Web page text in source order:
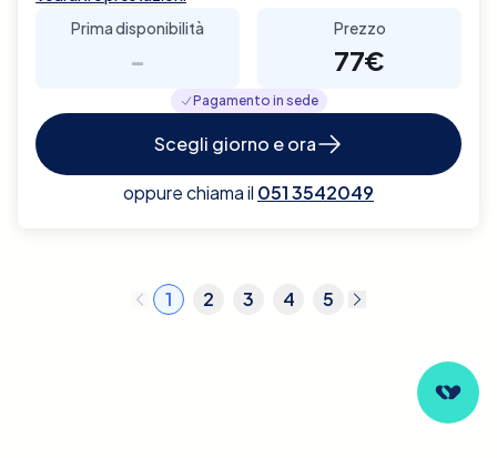
Prima disponibilità
-
Prezzo
77€
Pagamento in sede
Scegli giorno e ora
oppure chiama il 051 3542049
1 2 3 4 5